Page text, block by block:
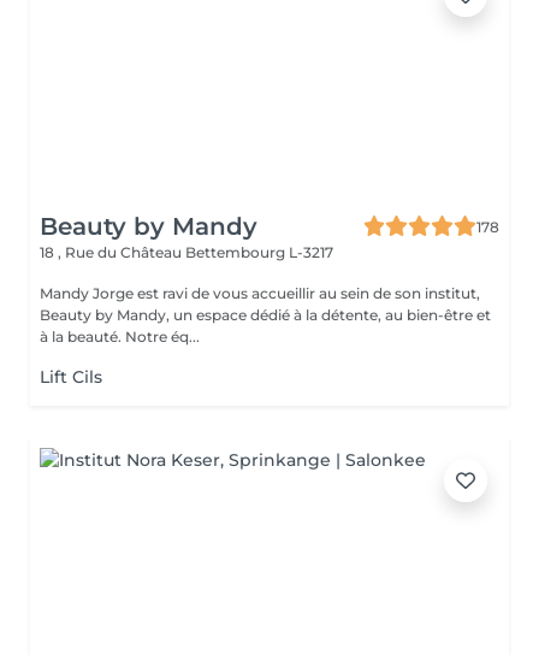
Beauty by Mandy
178
18 , Rue du Château Bettembourg L-3217
Mandy Jorge est ravi de vous accueillir au sein de son institut,
Beauty by Mandy, un espace dédié à la détente, au bien-être et
à la beauté. Notre éq...
Lift Cils